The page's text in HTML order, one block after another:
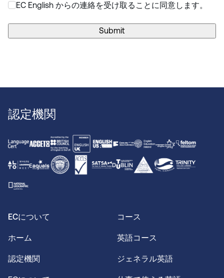
EC English からの連絡を受け取ることに同意します。
Submit
認定機関
ECについて
ホーム
認定機関
コース
英語コース
ジェネラル英語